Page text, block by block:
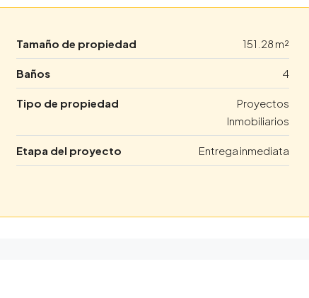
Tamaño de propiedad 151.28 m²
Baños 4
Tipo de propiedad
Proyectos
Inmobiliarios
Etapa del proyecto Entrega inmediata